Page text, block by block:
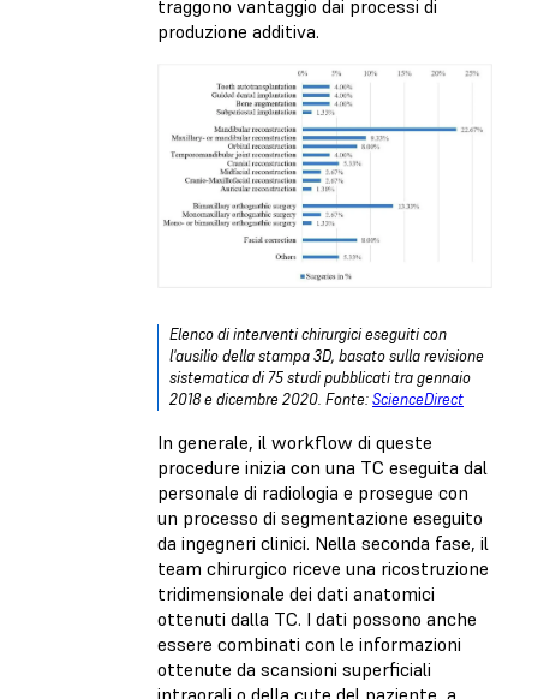
traggono vantaggio dai processi di
produzione additiva.
Elenco di interventi chirurgici eseguiti con
l'ausilio della stampa 3D, basato sulla revisione
sistematica di 75 studi pubblicati tra gennaio
2018 e dicembre 2020. Fonte:ScienceDirect
In generale, il workflow di queste
procedure inizia con una TC eseguita dal
personale di radiologia e prosegue con
un processo di segmentazione eseguito
da ingegneri clinici. Nella seconda fase, il
team chirurgico riceve una ricostruzione
tridimensionale dei dati anatomici
ottenuti dalla TC. I dati possono anche
essere combinati con le informazioni
ottenute da scansioni superficiali